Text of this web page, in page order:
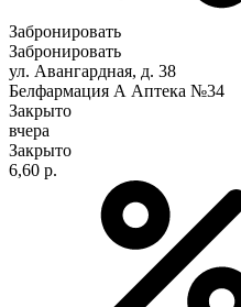
Забронировать
Забронировать
ул. Авангардная, д. 38
Белфармация А Аптека №34
Закрыто
вчера
Закрыто
6,60 р.